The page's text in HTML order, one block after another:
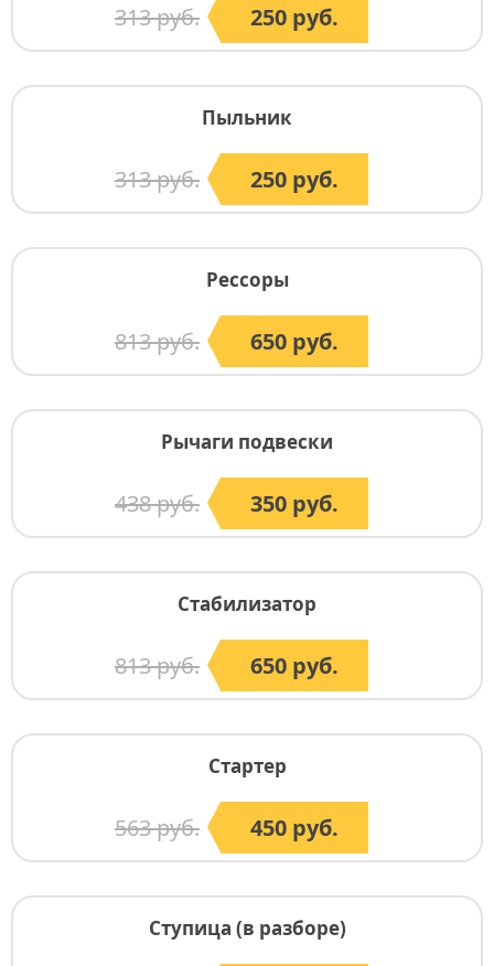
313 руб. 250 руб.
Пыльник
313 руб. 250 руб.
Рессоры
813 руб. 650 руб.
Рычаги подвески
438 руб. 350 руб.
Стабилизатор
813 руб. 650 руб.
Стартер
563 руб. 450 руб.
Ступица (в разборе)